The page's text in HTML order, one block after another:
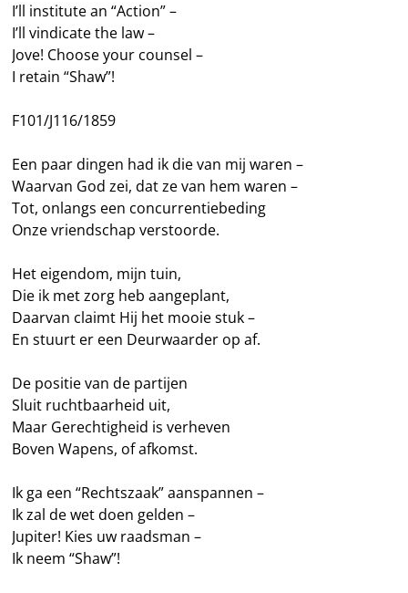
I’ll institute an “Action” –
I’ll vindicate the law –
Jove! Choose your counsel –
I retain “Shaw”!
F101/J116/1859
Een paar dingen had ik die van mij waren –
Waarvan God zei, dat ze van hem waren –
Tot, onlangs een concurrentiebeding
Onze vriendschap verstoorde.
Het eigendom, mijn tuin,
Die ik met zorg heb aangeplant,
Daarvan claimt Hij het mooie stuk –
En stuurt er een Deurwaarder op af.
De positie van de partijen
Sluit ruchtbaarheid uit,
Maar Gerechtigheid is verheven
Boven Wapens, of afkomst.
Ik ga een “Rechtszaak” aanspannen –
Ik zal de wet doen gelden –
Jupiter! Kies uw raadsman –
Ik neem “Shaw”!